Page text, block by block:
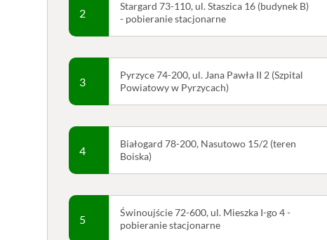
2
Stargard 73-110, ul. Staszica 16 (budynek B)
- pobieranie stacjonarne
3
Pyrzyce 74-200, ul. Jana Pawła II 2 (Szpital
Powiatowy w Pyrzycach)
4
Białogard 78-200, Nasutowo 15/2 (teren
Boiska)
5
Świnoujście 72-600, ul. Mieszka I-go 4 -
pobieranie stacjonarne